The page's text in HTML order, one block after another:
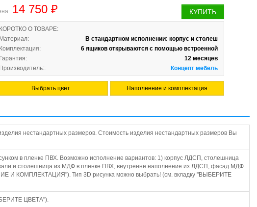
КУПИТЬ
14 750 ₽
КОРОТКО О ТОВАРЕ:
Материал:
В стандартном исполнении: корпус и столеш
Комплектация:
6 ящиков открываются с помощью встроенной
Гарантия:
12 месяцев
Производитель::
Концепт мебель
Выбрать цвет Наполнение и комплектация
нестандартных размеров. Стоимость изделия нестандартных размеров Вы
в пленке ПВХ. Возможно исполнение вариантов: 1) корпус ЛДСП, столешница
и столешница из МДФ в пленке ПВХ, внутренне наполнение из ЛДСП, фасад МДФ
И КОМПЛЕКТАЦИЯ"). Тип 3D рисунка можно выбрать! (см. вкладку "ВЫБЕРИТЕ
ЦВЕТА").